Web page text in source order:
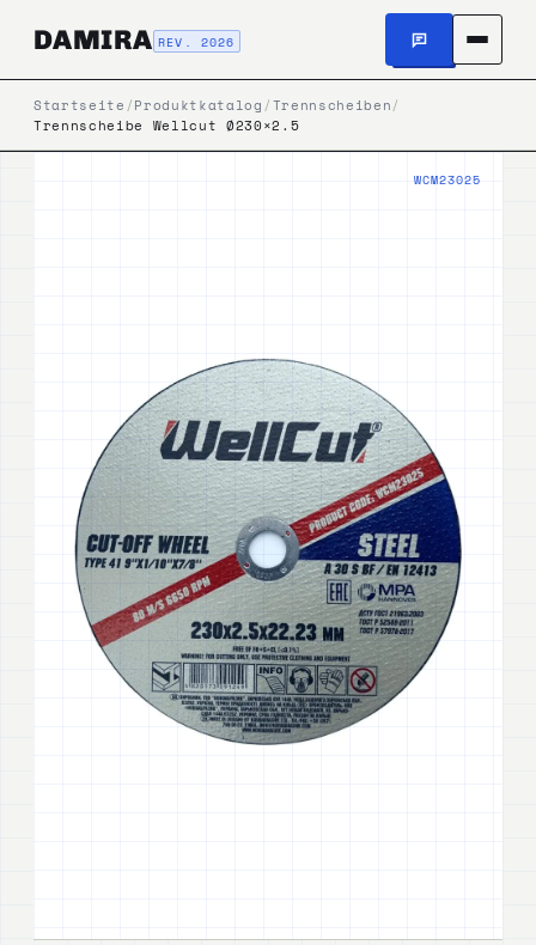
DAMIRA REV. 2026
Startseite /Produktkatalog /Trennscheiben/
Trennscheibe Wellcut Ø230×2.5
WCM23025